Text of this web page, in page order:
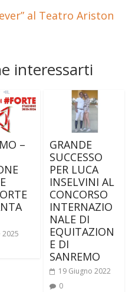
al Teatro Ariston
interessarti
–
GRANDE
SUCCESSO
PER LUCA
INSELVINI AL
CONCORSO
INTERNAZIO
NALE DI
EQUITAZION
E DI
SANREMO
19 Giugno 2022
0